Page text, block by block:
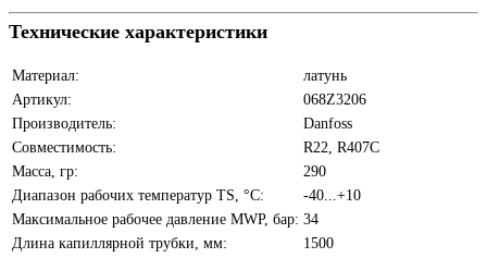
Технические характеристики
Материал:
латунь
Артикул:
068Z3206
Производитель:
Danfoss
Совместимость:
R22, R407C
Масса, гр:
290
Диапазон рабочих температур TS, °С:
-40...+10
Максимальное рабочее давление MWP, бар: 34
Длина капиллярной трубки, мм:
1500